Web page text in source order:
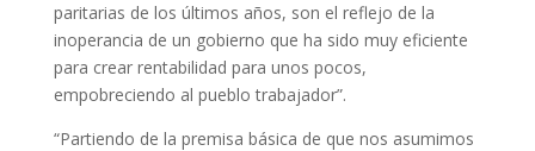
paritarias de los últimos años, son el reflejo de la
inoperancia de un gobierno que ha sido muy eficiente
para crear rentabilidad para unos pocos,
empobreciendo al pueblo trabajador”.
“Partiendo de la premisa básica de que nos asumimos